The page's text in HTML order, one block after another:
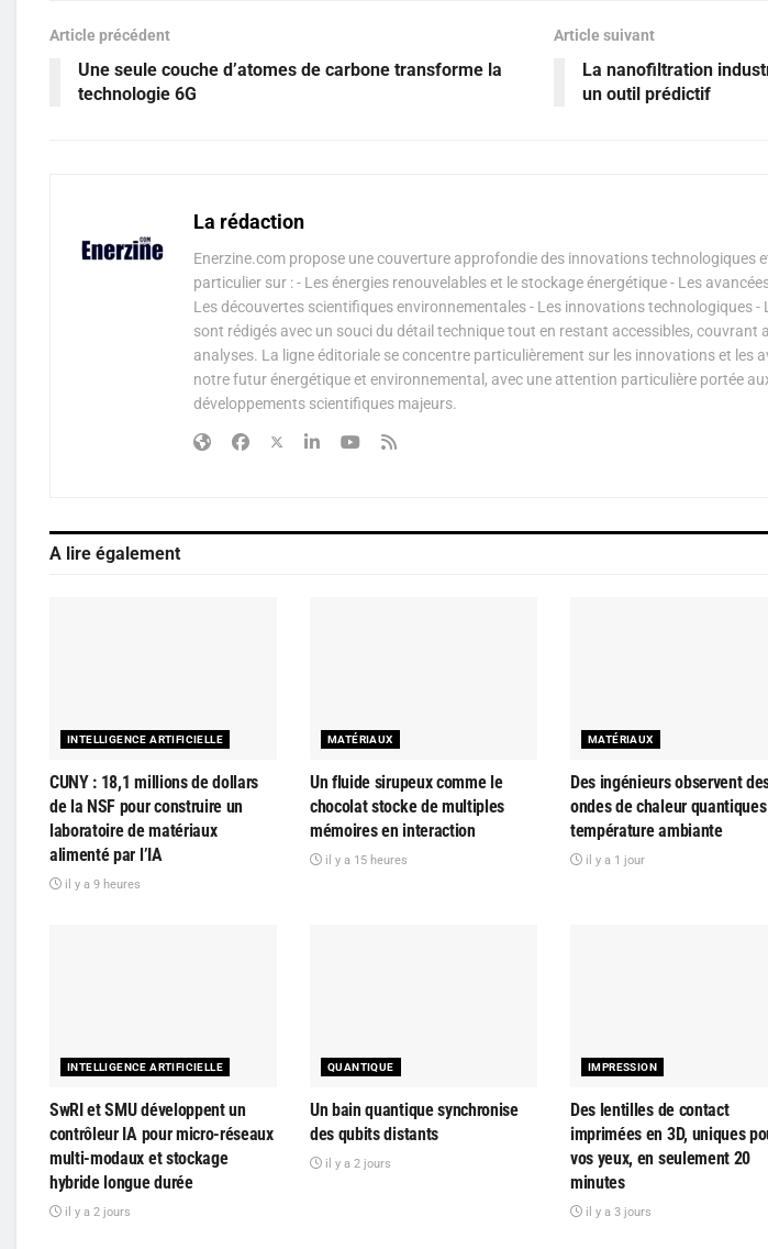
Article précédent
Une seule couche d’atomes de carbone transforme la
technologie 6G
Article suivant
La nanofiltration
un outil prédictif
La rédaction
Enerzine.com propose une couverture approfondie des innovations technologiques
particulier sur : - Les énergies renouvelables et le stockage énergétique - Les
Les découvertes scientifiques environnementales - Les innovations technologiques
sont rédigés avec un souci du détail technique tout en restant accessibles, couvrant
analyses. La ligne éditoriale se concentre particulièrement sur les innovations et les
notre futur énergétique et environnemental, avec une attention particulière portée
développements scientifiques majeurs.
A lire également
INTELLIGENCE ARTIFICIELLE
CUNY : 18,1 millions de dollars
de la NSF pour construire un
laboratoire de matériaux
alimenté par l’IA
il y a 9 heures
MATÉRIAUX
Un fluide sirupeux comme le
chocolat stocke de multiples
mémoires en interaction
il y a 15 heures
MATÉRIAUX
Des ingénieurs observent
ondes de chaleur
température ambiante
il y a 1 jour
INTELLIGENCE ARTIFICIELLE
SwRI et SMU développent un
contrôleur IA pour micro-réseaux
multi-modaux et stockage
hybride longue durée
il y a 2 jours
QUANTIQUE
Un bain quantique synchronise
des qubits distants
il y a 2 jours
IMPRESSION
Des lentilles de contact
imprimées en 3D, uniques
vos yeux, en seulement 20
minutes
il y a 3 jours